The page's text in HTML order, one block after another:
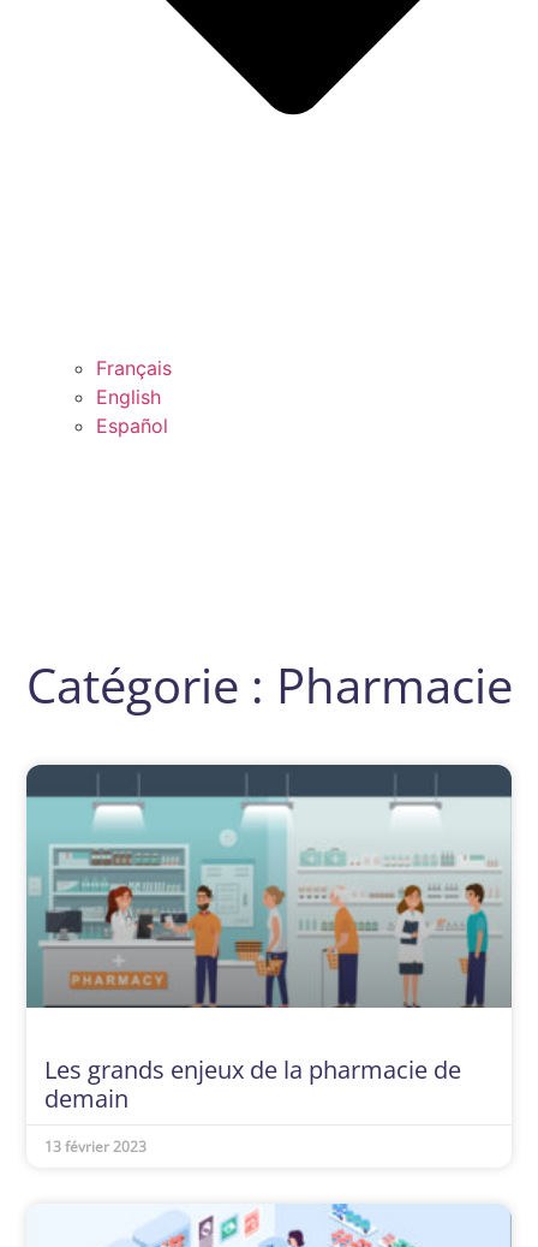
Français
English
Español
Catégorie : Pharmacie
Les grands enjeux de la pharmacie de
demain
13 février 2023